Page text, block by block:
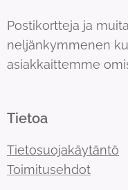
Postikortteja ja
neljänkymmenen
asiakkaittemme
Tietoa
Tietosuojakäytäntö
Toimitusehdot